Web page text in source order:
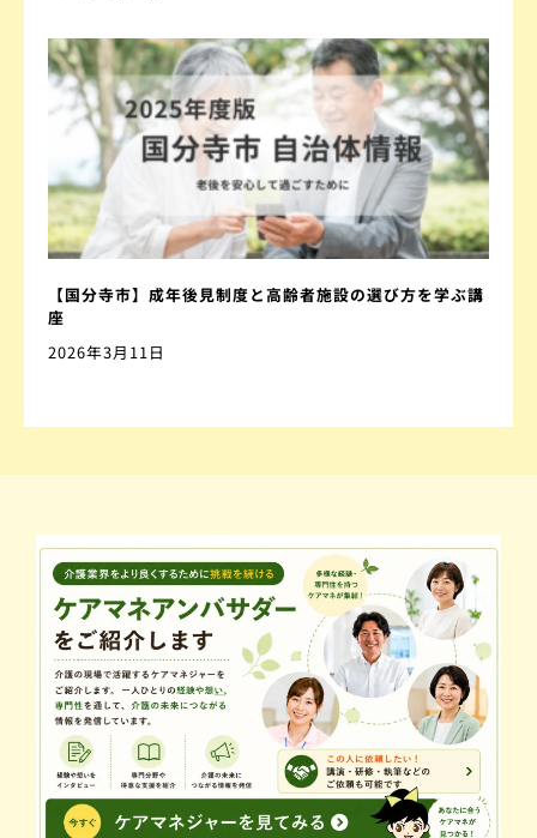
【国分寺市】成年後見制度と高齢者施設の選び方を学ぶ講
座
2026年3月11日